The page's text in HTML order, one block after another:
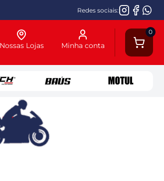
Redes sociais:
0
Minha conta
Nossas Lojas